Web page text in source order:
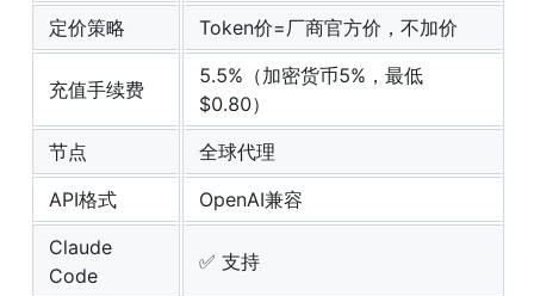
定价策略
Token价=厂商官方价，不加价
充值手续费
5.5%（加密货币5%，最低
$0.80）
节点
全球代理
API格式
OpenAI兼容
Claude
Code
✅ 支持